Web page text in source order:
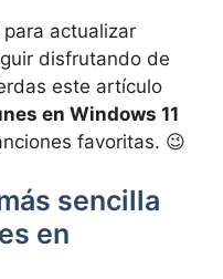
⁣para actualizar
⁣disfrutando de
este artículo
en Windows 11
favoritas. 😉
⁢sencilla
en